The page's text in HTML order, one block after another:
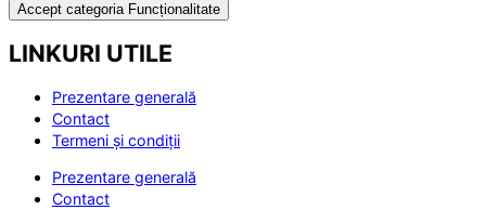
Accept categoria Funcționalitate
LINKURI UTILE
Prezentare generală
Contact
Termeni și condiții
Prezentare generală
Contact